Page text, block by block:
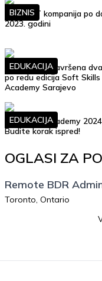
Top 10 IT kompanija po
2023. godini
BIZNIS
Uspješno je završena
po redu edicija Soft Skills
Academy Sarajevo
EDUKACIJA
Soft Skills Academy
Budite korak ispred!
EDUKACIJA
OGLASI ZA
Remote BDR
Toronto, Ontario